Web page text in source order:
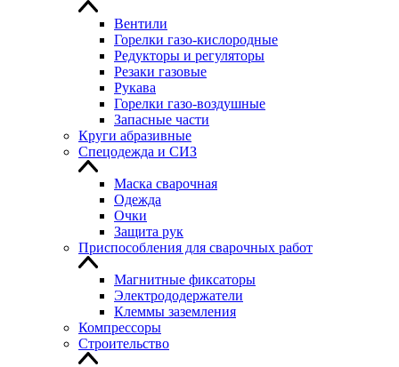
Вентили
Горелки газо-кислородные
Редукторы и регуляторы
Резаки газовые
Рукава
Горелки газо-воздушные
Запасные части
Круги абразивные
Спецодежда и СИЗ
Маска сварочная
Одежда
Очки
Защита рук
Приспособления для сварочных работ
Магнитные фиксаторы
Электрододержатели
Клеммы заземления
Компрессоры
Строительство